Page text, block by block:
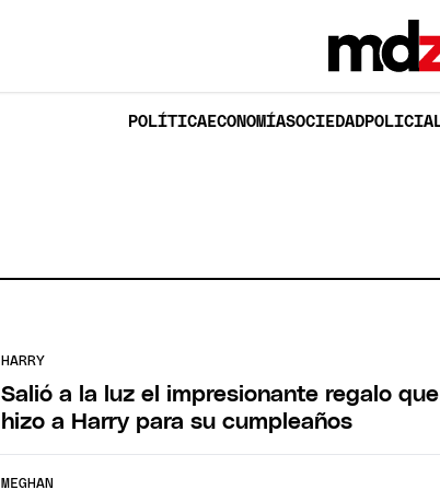
POLÍTICAECONOMÍASOCIEDAD
HARRY
Salió a la luz el impresionante regalo
hizo a Harry para su cumpleaños
MEGHAN